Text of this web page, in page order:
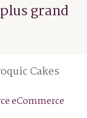
grand
Cakes
eCommerce